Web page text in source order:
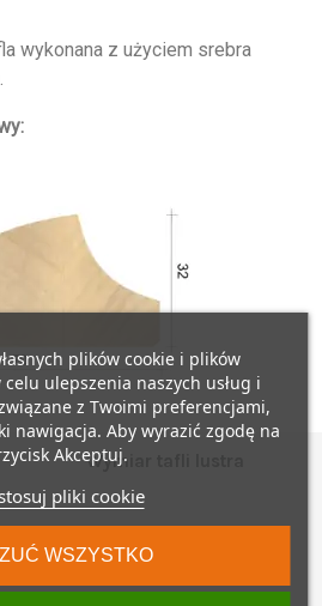
wykonana z użyciem srebra
Wymiar tafli lustra
56 x 80 cm
plików cookie i plików
ulepszenia naszych usług i
z Twoimi preferencjami,
nawigacja. Aby wyrazić zgodę na
Akceptuj.
pliki cookie
WSZYSTKO